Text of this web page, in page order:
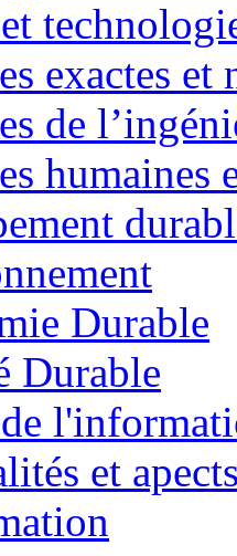
exactes et
de
humaines
Durable
Durable
de
et